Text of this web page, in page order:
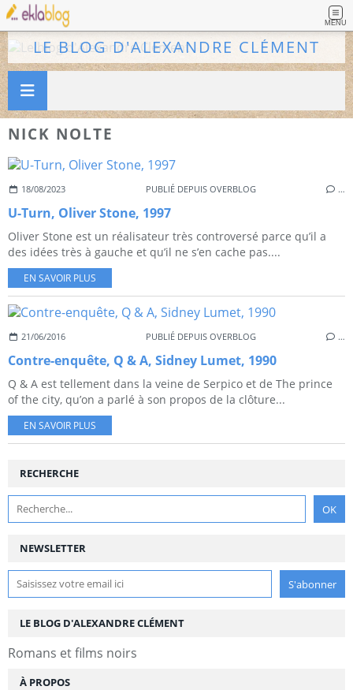
MENU
LE BLOG D'ALEXANDRE CLÉMENT
NICK NOLTE
18/08/2023 PUBLIÉ DEPUIS OVERBLOG …
U-Turn, Oliver Stone, 1997
Oliver Stone est un réalisateur très controversé parce qu’il a
des idées très à gauche et qu’il ne s’en cache pas....
EN SAVOIR PLUS
21/06/2016 PUBLIÉ DEPUIS OVERBLOG …
Contre-enquête, Q & A, Sidney Lumet, 1990
Q & A est tellement dans la veine de Serpico et de The prince
of the city, qu’on a parlé à son propos de la clôture...
EN SAVOIR PLUS
NEWSLETTER
RECHERCHE
LE BLOG D'ALEXANDRE CLÉMENT
Romans et films noirs
À PROPOS